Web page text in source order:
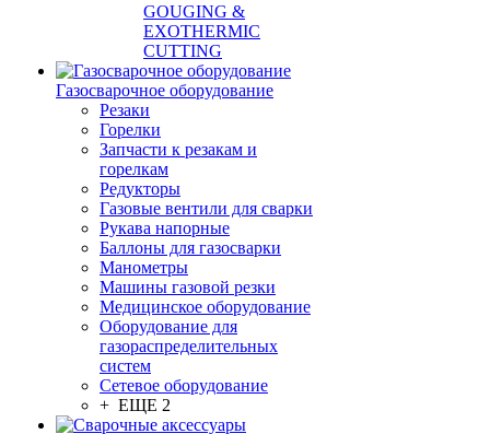
GOUGING &
EXOTHERMIC
CUTTING
Газосварочное оборудование
Резаки
Горелки
Запчасти к резакам и
горелкам
Редукторы
Газовые вентили для сварки
Рукава напорные
Баллоны для газосварки
Манометры
Машины газовой резки
Медицинское оборудование
Оборудование для
газораспределительных
систем
Сетевое оборудование
+ ЕЩЕ 2